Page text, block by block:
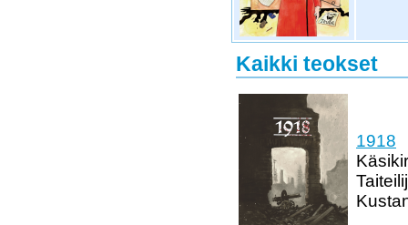
Kaikki teokset
1918